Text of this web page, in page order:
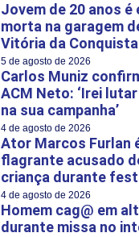
Jovem de 20 anos
morta na garagem
Vitória da Conquista
5 de agosto de 2026
Carlos Muniz
ACM Neto: ‘Irei
na sua campanha’
4 de agosto de 2026
Ator Marcos Furlan
flagrante acusado
criança durante
4 de agosto de 2026
Homem cag@ em
durante missa no